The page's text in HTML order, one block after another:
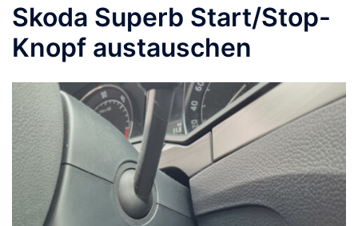
Skoda Superb Start/Stop-
Knopf austauschen